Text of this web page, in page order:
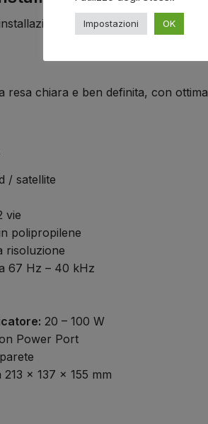
su scaffale o a parete,
resa chiara e ben definita, con
/ satellite
vie
polipropilene
risoluzione
67 Hz – 40 kHz
20 – 100 W
Power Port
213 x 137 x 155 mm
Impostazioni OK